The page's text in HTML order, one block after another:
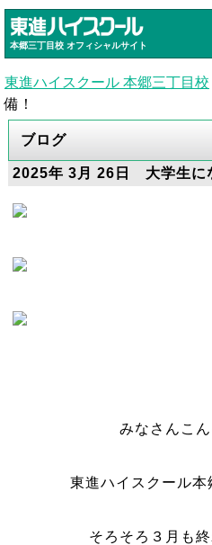
本郷三丁目校 オフィシャルサイト
東進ハイスクール 本郷三丁目校
備！
ブログ
2025年 3月 26日 大学生に
みなさんこん
東進ハイスクール本
そろそろ３月も終